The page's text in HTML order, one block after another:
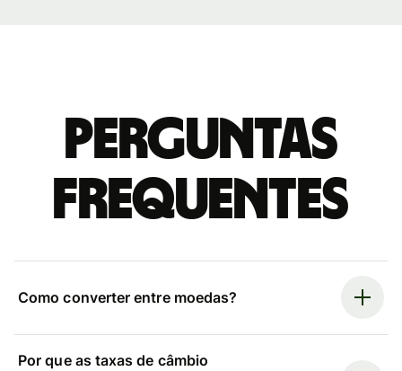
Perguntas
frequentes
Como converter entre moedas?
Por que as taxas de câmbio